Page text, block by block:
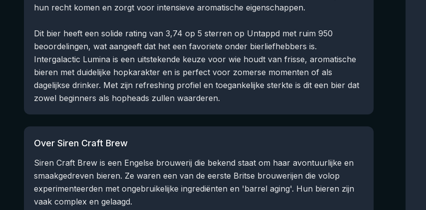
hun recht komen en zorgt voor intensieve aromatische eigenschappen.
Dit bier heeft een solide rating van 3,74 op 5 sterren op Untappd met ruim 950
beoordelingen, wat aangeeft dat het een favoriete onder bierliefhebbers is.
Intergalactic Lumina is een uitstekende keuze voor wie houdt van frisse, aromatische
bieren met duidelijke hopkarakter en is perfect voor zomerse momenten of als
dagelijkse drinker. Met zijn refreshing profiel en toegankelijke sterkte is dit een bier dat
zowel beginners als hopheads zullen waarderen.
Over Siren Craft Brew
Siren Craft Brew is een Engelse brouwerij die bekend staat om haar avontuurlijke en
smaakgedreven bieren. Ze waren een van de eerste Britse brouwerijen die volop
experimenteerden met ongebruikelijke ingrediënten en 'barrel aging'. Hun bieren zijn
vaak complex en gelaagd.